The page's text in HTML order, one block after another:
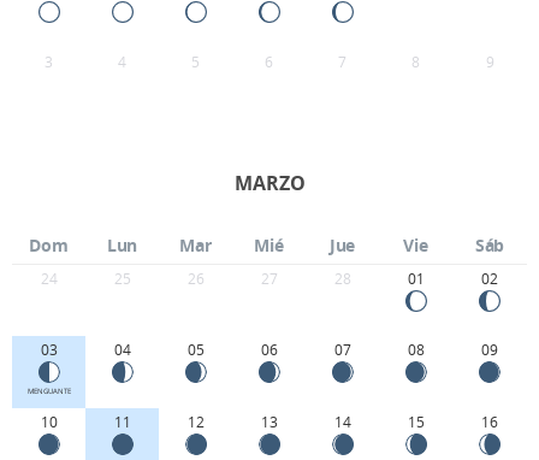
3 4 5 6 7 8 9
MARZO
Dom Lun Mar Mié Jue Vie Sáb
24 25 26 27 28 01 02
03
MENGUANTE
04 05 06 07 08 09
10 11 12 13 14 15 16